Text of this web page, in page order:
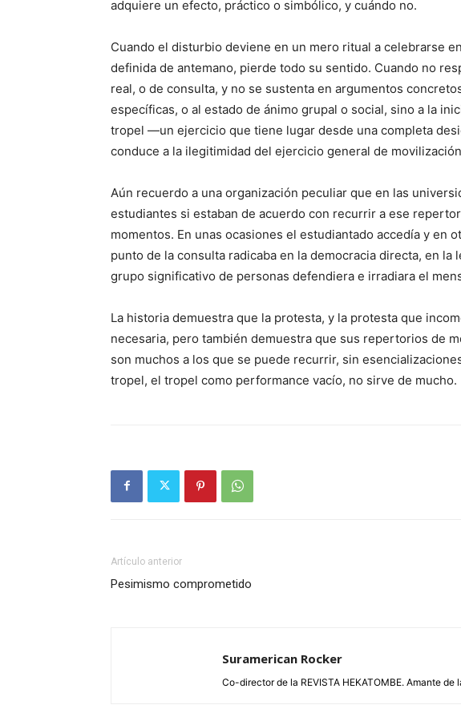
adquiere un efecto, práctico o simbólico, y cuándo no.
Cuando el disturbio deviene en un mero ritual a celebrarse
definida de antemano, pierde todo su sentido. Cuando no
real, o de consulta, y no se sustenta en argumentos
específicas, o al estado de ánimo grupal o social, sino a la
tropel —un ejercicio que tiene lugar desde una completa
conduce a la ilegitimidad del ejercicio general de
Aún recuerdo a una organización peculiar que en las
estudiantes si estaban de acuerdo con recurrir a ese
momentos. En unas ocasiones el estudiantado accedía y en
punto de la consulta radicaba en la democracia directa, en la
grupo significativo de personas defendiera e irradiara el
La historia demuestra que la protesta, y la protesta que
necesaria, pero también demuestra que sus repertorios de
son muchos a los que se puede recurrir, sin
tropel, el tropel como performance vacío, no sirve de mucho.
Artículo anterior
Pesimismo comprometido
Suramerican Rocker
Co-director de la REVISTA HEKATOMBE. Amante